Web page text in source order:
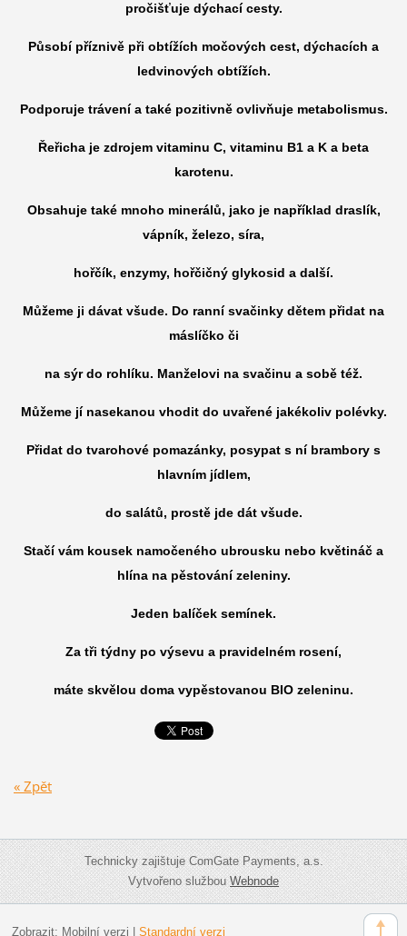
pročišťuje dýchací cesty.
Působí příznivě při obtížích močových cest, dýchacích a
ledvinových obtížích.
Podporuje trávení a také pozitivně ovlivňuje metabolismus.
Řeřicha je zdrojem vitaminu C, vitaminu B1 a K a beta
karotenu.
Obsahuje také mnoho minerálů, jako je například draslík,
vápník, železo, síra,
hořčík, enzymy, hořčičný glykosid a další.
Můžeme ji dávat všude. Do ranní svačinky dětem přidat na
máslíčko či
na sýr do rohlíku. Manželovi na svačinu a sobě též.
Můžeme jí nasekanou vhodit do uvařené jakékoliv polévky.
Přidat do tvarohové pomazánky, posypat s ní brambory s
hlavním jídlem,
do salátů, prostě jde dát všude.
Stačí vám kousek namočeného ubrousku nebo květináč a
hlína na pěstování zeleniny.
Jeden balíček semínek.
Za tři týdny po výsevu a pravidelném rosení,
máte skvělou doma vypěstovanou BIO zeleninu.
« Zpět
Technicky zajištuje ComGate Payments, a.s.
Vytvořeno službouWebnode
Zobrazit: Mobilní verzi | Standardní verzi